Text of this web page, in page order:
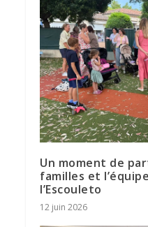
Un moment de
familles et
l’Escouleto
12 juin 2026